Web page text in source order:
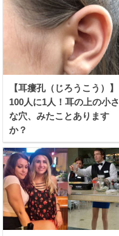
【耳瘻孔（じろうこう）】
100人に1人！耳の上の小さ
な穴、みたことあります
か？